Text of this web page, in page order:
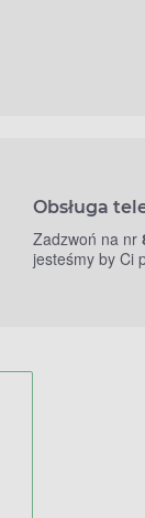
Obsługa
Zadzwoń na nr
jesteśmy by Ci